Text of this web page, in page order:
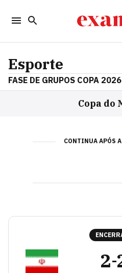
Esporte
FASE DE GRUPOS COPA 2026
Copa do
CONTINUA APÓS
2-